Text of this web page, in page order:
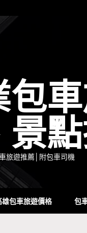
包
旅遊推薦│附包車司機
雄包車旅遊價格 包